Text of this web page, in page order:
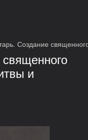
Создание
и